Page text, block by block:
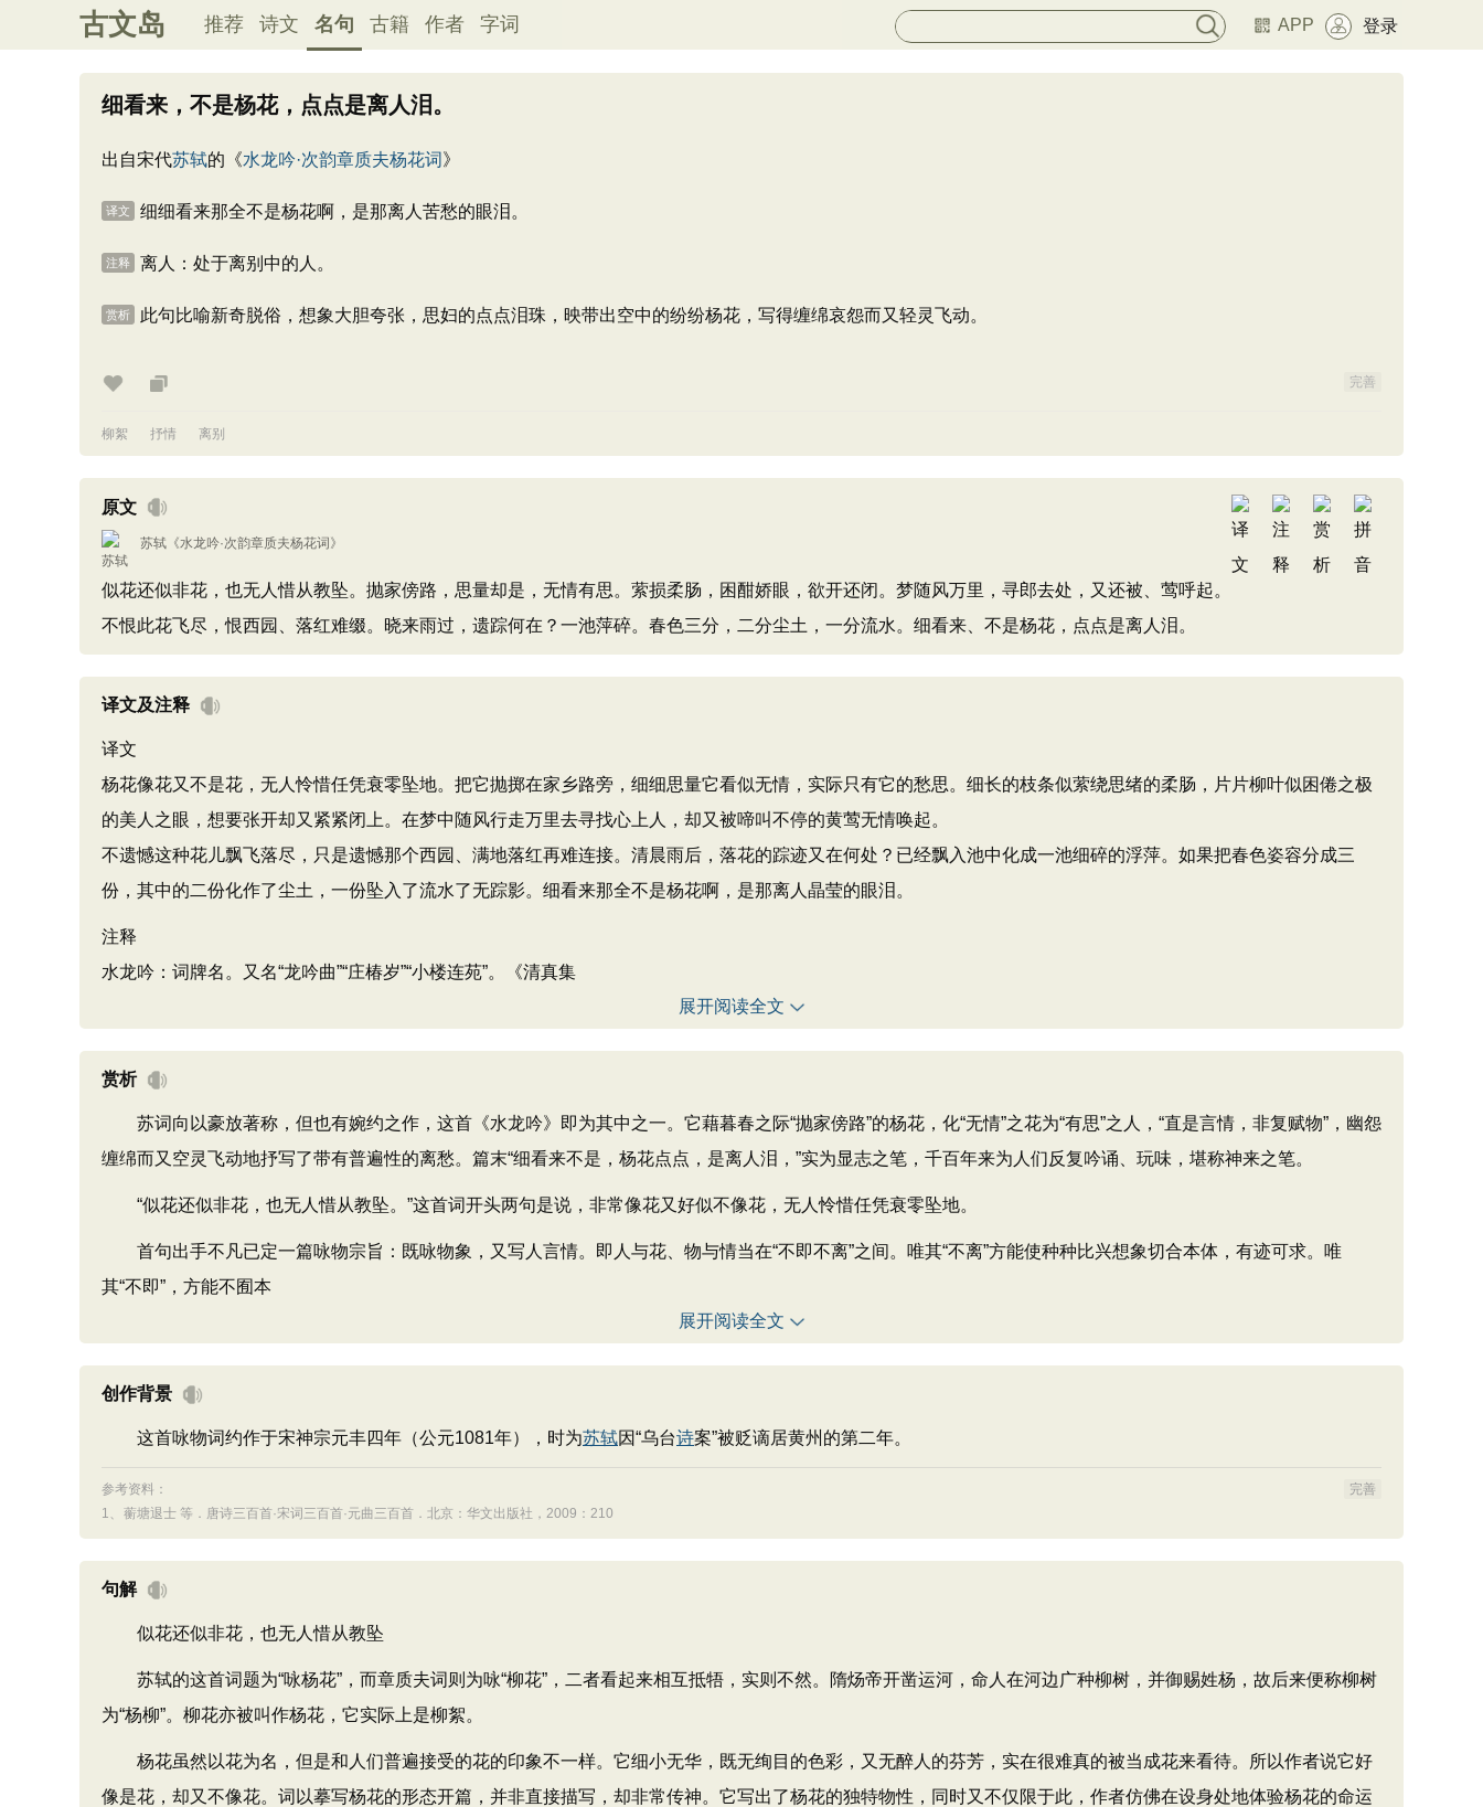
古文岛 推荐 诗文 名句 古籍 作者 字词 APP 登录
细看来，不是杨花，点点是离人泪。
出自宋代苏轼的《水龙吟·次韵章质夫杨花词》
译文 细细看来那全不是杨花啊，是那离人苦愁的眼泪。
注释 离人：处于离别中的人。
赏析 此句比喻新奇脱俗，想象大胆夸张，思妇的点点泪珠，映带出空中的纷纷杨花，写得缠绵哀怨而又轻灵飞动。
完善
柳絮 抒情 离别
原文
苏轼 《水龙吟·次韵章质夫杨花词 》
似花还似非花，也无人惜从教坠。抛家傍路，思量却是，无情有思。萦损柔肠，困酣娇眼，欲开还闭。梦随风万里，寻郎去处，又还被、莺呼起。
不恨此花飞尽，恨西园、落红难缀。晓来雨过，遗踪何在？一池萍碎。春色三分，二分尘土，一分流水。细看来、不是杨花，点点是离人泪。
译文及注释
译文
杨花像花又不是花，无人怜惜任凭衰零坠地。把它抛掷在家乡路旁，细细思量它看似无情，实际只有它的愁思。细长的枝条似萦绕思绪的柔肠，片片柳叶似困倦之极
的美人之眼，想要张开却又紧紧闭上。在梦中随风行走万里去寻找心上人，却又被啼叫不停的黄莺无情唤起。
不遗憾这种花儿飘飞落尽，只是遗憾那个西园、满地落红再难连接。清晨雨后，落花的踪迹又在何处？已经飘入池中化成一池细碎的浮萍。如果把春色姿容分成三
份，其中的二份化作了尘土，一份坠入了流水了无踪影。细看来那全不是杨花啊，是那离人晶莹的眼泪。
注释
水龙吟：词牌名。又名“龙吟曲”“庄椿岁”“小楼连苑”。《清真集
展开阅读全文
赏析
苏词向以豪放著称，但也有婉约之作，这首《水龙吟》即为其中之一。它藉暮春之际“抛家傍路”的杨花，化“无情”之花为“有思”之人，“直是言情，非复赋物”，幽怨
缠绵而又空灵飞动地抒写了带有普遍性的离愁。篇末“细看来不是，杨花点点，是离人泪，”实为显志之笔，千百年来为人们反复吟诵、玩味，堪称神来之笔。
“似花还似非花，也无人惜从教坠。”这首词开头两句是说，非常像花又好似不像花，无人怜惜任凭衰零坠地。
首句出手不凡已定一篇咏物宗旨：既咏物象，又写人言情。即人与花、物与情当在“不即不离”之间。唯其“不离”方能使种种比兴想象切合本体，有迹可求。唯
其“不即”，方能不囿本
展开阅读全文
创作背景
这首咏物词约作于宋神宗元丰四年（公元1081年），时为苏轼因“乌台诗案”被贬谪居黄州的第二年。
参考资料：
完善
1、 蘅塘退士 等．唐诗三百首·宋词三百首·元曲三百首．北京：华文出版社，2009：210
句解
似花还似非花，也无人惜从教坠
苏轼的这首词题为“咏杨花”，而章质夫词则为咏“柳花”，二者看起来相互抵牾，实则不然。隋炀帝开凿运河，命人在河边广种柳树，并御赐姓杨，故后来便称柳树
为“杨柳”。柳花亦被叫作杨花，它实际上是柳絮。
杨花虽然以花为名，但是和人们普遍接受的花的印象不一样。它细小无华，既无绚目的色彩，又无醉人的芬芳，实在很难真的被当成花来看待。所以作者说它好
像是花，却又不像花。词以摹写杨花的形态开篇，并非直接描写，却非常传神。它写出了杨花的独特物性，同时又不仅限于此，作者仿佛在设身处地体验杨花的命运